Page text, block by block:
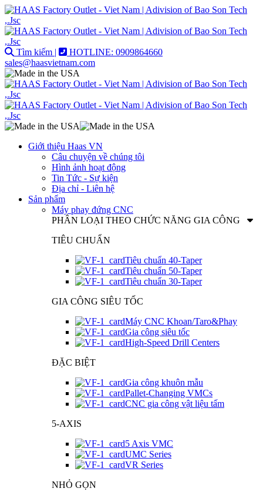
Tìm kiếm |
HOTLINE: 0909864660
sales@haasvietnam.com
Giới thiệu Haas VN
Câu chuyện về chúng tôi
Hình ảnh hoạt động
Tin Tức - Sự kiện
Địa chỉ - Liên hệ
Sản phẩm
Máy phay đứng CNC
PHÂN LOẠI THEO CHỨC NĂNG GIA CÔNG
TIÊU CHUẨN
Tiêu chuẩn 40-Taper
Tiêu chuẩn 50-Taper
Tiêu chuẩn 30-Taper
GIA CÔNG SIÊU TỐC
Máy CNC Khoan/Taro&Phay
Gia công siêu tốc
High-Speed Drill Centers
ĐẶC BIỆT
Gia công khuôn mẫu
Pallet-Changing VMCs
CNC gia công vật liệu tấm
5-AXIS
5 Axis VMC
UMC Series
VR Series
NHỎ GỌN